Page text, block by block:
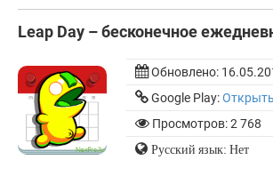
Leap Day – бесконечное
Обновлено:
Google Play:Открыть
Просмотров: 2 768
Русский язык: Нет